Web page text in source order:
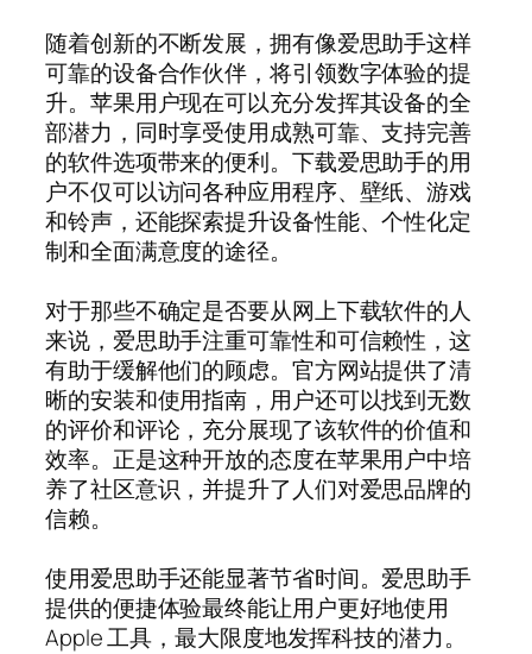
随着创新的不断发展，拥有像爱思助手这样
可靠的设备合作伙伴，将引领数字体验的提
升。苹果用户现在可以充分发挥其设备的全
部潜力，同时享受使用成熟可靠、支持完善
的软件选项带来的便利。下载爱思助手的用
户不仅可以访问各种应用程序、壁纸、游戏
和铃声，还能探索提升设备性能、个性化定
制和全面满意度的途径。
对于那些不确定是否要从网上下载软件的人
来说，爱思助手注重可靠性和可信赖性，这
有助于缓解他们的顾虑。官方网站提供了清
晰的安装和使用指南，用户还可以找到无数
的评价和评论，充分展现了该软件的价值和
效率。正是这种开放的态度在苹果用户中培
养了社区意识，并提升了人们对爱思品牌的
信赖。
使用爱思助手还能显著节省时间。爱思助手
提供的便捷体验最终能让用户更好地使用
Apple 工具，最大限度地发挥科技的潜力。